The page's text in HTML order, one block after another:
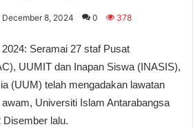
December 8, 2024 0 378
Seramai 27 staf Pusat
UUMIT dan Inapan Siswa (INASIS),
(UUM) telah mengadakan lawatan
Universiti Islam Antarabangsa
lalu.